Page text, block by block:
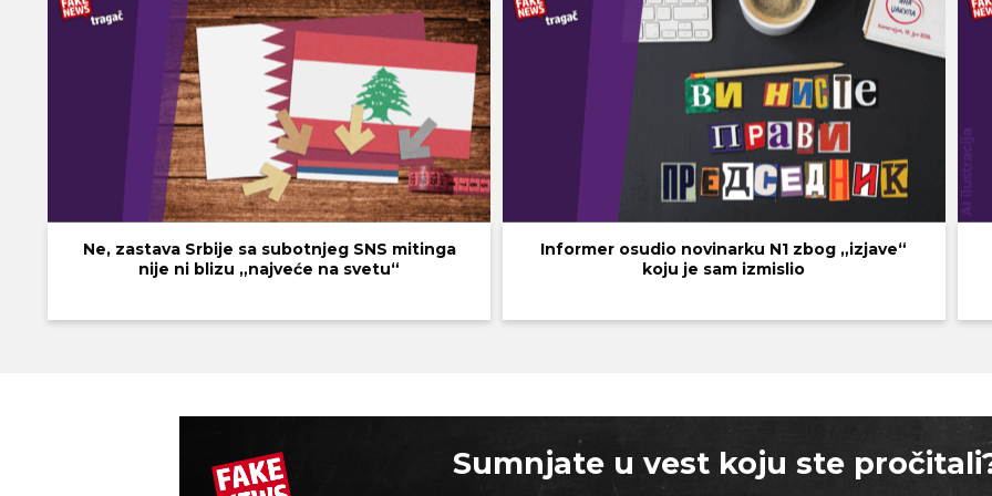
Ne, zastava Srbije sa subotnjeg SNS mitinga
nije ni blizu „najveće na svetu“
Informer osudio novinarku N1 zbog „izjave“
koju je sam izmislio
Sumnjate u vest koju ste